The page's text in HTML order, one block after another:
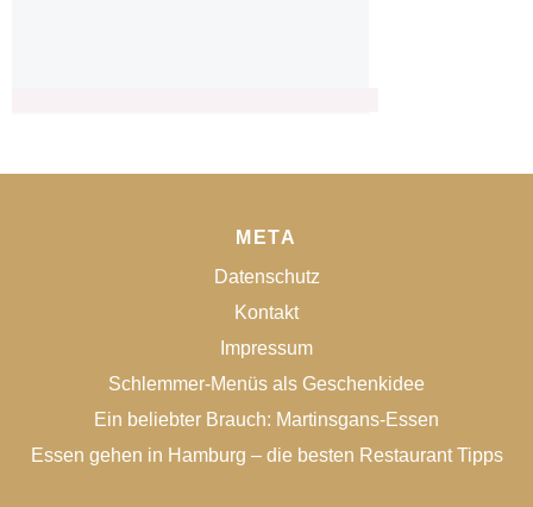
META
Datenschutz
Kontakt
Impressum
Schlemmer-Menüs als Geschenkidee
Ein beliebter Brauch: Martinsgans-Essen
Essen gehen in Hamburg – die besten Restaurant Tipps